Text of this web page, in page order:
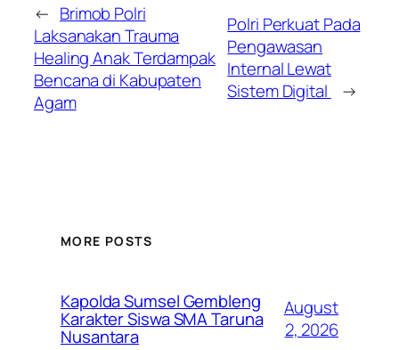
← Brimob Polri
Laksanakan Trauma
Healing Anak Terdampak
Bencana di Kabupaten
Agam
Polri Perkuat Pada
Pengawasan
Internal Lewat
Sistem Digital
→
MORE POSTS
Kapolda Sumsel Gembleng
Karakter Siswa SMA Taruna
Nusantara
August
2, 2026